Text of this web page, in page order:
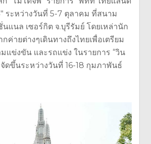
ระหว่างวันที่ 5-7 ตุลาคม ที่สนาม
นแนล เซอร์กิต จ.บุรีรัมย์ โดยเหล่านัก
ค่ายต่างๆเดินทางถึงไทยเพื่อเตรียม
แข่งขัน และรถแข่ง ในรายการ “วิน
จัดขึ้นระหว่างวันที่ 16-18 กุมภาพันธ์